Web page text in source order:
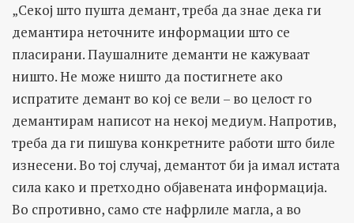
„Секој што пушта демант, треба да знае дека ги
демантира неточните информации што се
пласирани. Паушалните деманти не кажуваат
ништо. Не може ништо да постигнете ако
испратите демант во кој се вели – во целост го
демантирам написот на некој медиум. Напротив,
треба да ги пишува конкретните работи што биле
изнесени. Во тој случај, демантот би ја имал истата
сила како и претходно објавената информација.
Во спротивно, само сте нафрлиле магла, а во